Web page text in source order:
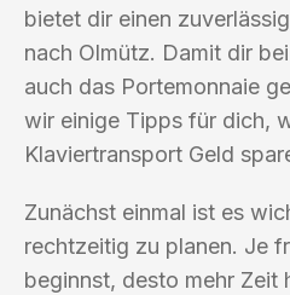
bietet dir einen
nach Olmütz. Damit dir
auch das Portemonnaie
wir einige Tipps für dich,
Klaviertransport Geld
Zunächst einmal ist es
rechtzeitig zu planen. Je
beginnst, desto mehr Zeit